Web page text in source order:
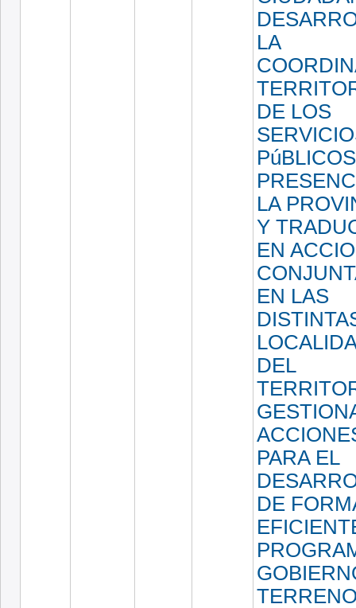
LA
DE LOS
LA
Y
EN
EN LAS
DEL
PARA EL
DE